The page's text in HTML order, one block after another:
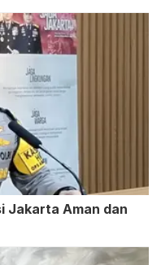
Jakarta Aman dan